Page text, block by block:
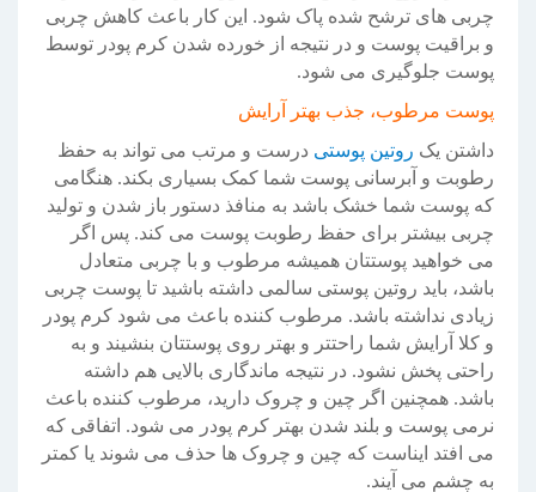
چربی های ترشح شده پاک شود. این کار باعث کاهش چربی
و براقیت پوست و در نتیجه از خورده شدن کرم پودر توسط
پوست جلوگیری می شود.
پوست مرطوب، جذب بهتر آرایش
داشتن یک روتین پوستی درست و مرتب می تواند به حفظ
رطوبت و آبرسانی پوست شما کمک بسیاری بکند. هنگامی
که پوست شما خشک باشد به منافذ دستور باز شدن و تولید
چربی بیشتر برای حفظ رطوبت پوست می کند. پس اگر
می خواهید پوستتان همیشه مرطوب و با چربی متعادل
باشد، باید روتین پوستی سالمی داشته باشید تا پوست چربی
زیادی نداشته باشد. مرطوب کننده باعث می شود کرم پودر
و کلا آرایش شما راحتتر و بهتر روی پوستتان بنشیند و به
راحتی پخش نشود. در نتیجه ماندگاری بالایی هم داشته
باشد. همچنین اگر چین و چروک دارید، مرطوب کننده باعث
نرمی پوست و بلند شدن بهتر کرم پودر می شود. اتفاقی که
می افتد ایناست که چین و چروک ها حذف می شوند یا کمتر
به چشم می آیند.